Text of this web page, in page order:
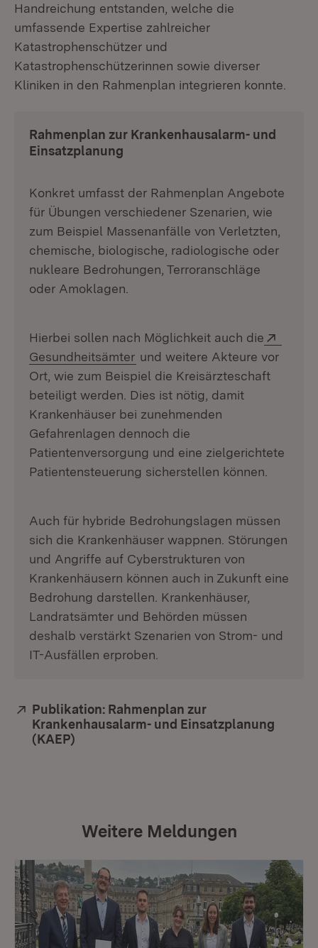
Handreichung entstanden, welche die
umfassende Expertise zahlreicher
Katastrophenschützer und
Katastrophenschützerinnen sowie diverser
Kliniken in den Rahmenplan integrieren konnte.
Rahmenplan zur Krankenhausalarm- und
Einsatzplanung
Konkret umfasst der Rahmenplan Angebote
für Übungen verschiedener Szenarien, wie
zum Beispiel Massenanfälle von Verletzten,
chemische, biologische, radiologische oder
nukleare Bedrohungen, Terroranschläge
oder Amoklagen.
Hierbei sollen nach Möglichkeit auch die
Gesundheitsämter (Öffnet in neuem Fenster)
und weitere Akteure vor
Ort, wie zum Beispiel die Kreisärzteschaft
beteiligt werden. Dies ist nötig, damit
Krankenhäuser bei zunehmenden
Gefahrenlagen dennoch die
Patientenversorgung und eine zielgerichtete
Patientensteuerung sicherstellen können.
Auch für hybride Bedrohungslagen müssen
sich die Krankenhäuser wappnen. Störungen
und Angriffe auf Cyberstrukturen von
Krankenhäusern können auch in Zukunft eine
Bedrohung darstellen. Krankenhäuser,
Landratsämter und Behörden müssen
deshalb verstärkt Szenarien von Strom- und
IT-Ausfällen erproben.
Extern:
Publikation: Rahmenplan zur
Krankenhausalarm- und Einsatzplanung
(KAEP)
Weitere Meldungen